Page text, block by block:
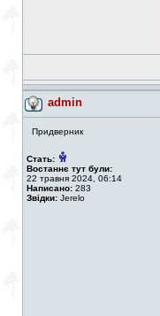
admin
Придверник
Стать:
Востаннє тут були:
22 травня 2024, 06:14
Написано: 283
Звідки: Jerelo